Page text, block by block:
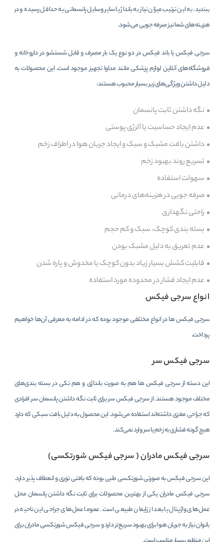
ببندید. به این ترتیب میزان نیاز به بانداژ یا سایر وسایل پانسمانی به حداقل رسیده و در
هزینه‌های شما نیز صرفه جویی می‌شود.
سرجی فیکس یا باند فیکس در دو نوع یک بار مصرف و قابل شستشو در داروخانه و
فروشگاه‌های آنلاین لوازم پزشکی مانند مداوا تجهیز موجود است. این محصولات به
دلیل داشتن ویژگی‌های زیر بسیار محبوب هستند:
نگه داشتن ثابت پانسمان
عدم ایجاد حساسیت یا آلرژی پوستی
داشتن بافت مشبک و سبک و ایجاد جریان هوا در اطراف زخم
تسریع روند بهبود زخم
سهولت استفاده
صرفه جویی در هزینه‌های درمانی
راحتی نگهداری
بسته بندی کوچک، سبک و کم حجم
عدم تعریق به دلیل مشبک بودن
قابلیت کشش بسیار زیاد بدون کوچک یا مخدوش و پاره شدن
عدم ایجاد فشار در محدوده مورد استفاده
انواع سرجی فیکس
سرجی فیکس‌ ها در انواع مختلفی موجود بوده که در ادامه به معرفی آن‌ها خواهیم
پرداخت.
سرجی فیکس سر
این دسته از سرجی فیکس ‌ها هم به صورت بانداژی و هم تکی در بسته بندی‌های
مختلف موجود هستند. از سرجی فیکس سر برای ثابت نگه داشتن پانسمان سر افرادی
که جراحی مغزی داشته‌اند استفاده می‌شود. این محصول به دلیل بافت سبکی که دارد
هیچ گونه فشاری به زخم یا سر وارد نمی‌کند.
سرجی فیکس مادران ( سرجی فیکس شورتکسی)
این سرجی فیکس به صورتی شورتکسی طبی بوده که بافتی توری و انعطاف پذیر دارد.
سرجی فیکس مادران یکی از بهترین محصولات برای ثابت نگه داشتن پانسمان محل
عمل‌های واژینال یا بعد از زایمان طبیعی است. عموما عمل‌های جراحی این ناحیه در
بانوان نیاز به جریان هوا برای بهبود سریع‌تر دارد و سرجی فیکس شورتکسی مادران برای